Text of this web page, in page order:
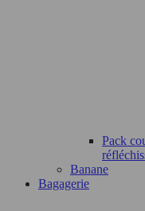
Pack
Banane
Bagagerie